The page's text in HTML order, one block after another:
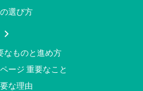
選び方
なものと進め方
ージ 重要なこと
な理由